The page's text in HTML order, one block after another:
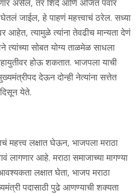
जाईल, हे पाहणं महत्त्वाचं ठरेल. सध्या
आहेत, त्यामुळे त्यांना तेवढीच मान्यता देणं
सोबत योग्य ताळमेळ साधला
होऊ शकतात. भाजपला याची
देऊन दोन्ही नेत्यांना सत्तेत
दिसून येते.
महत्त्व लक्षात घेऊन, भाजपला मराठा
लागणार आहे. मराठा समाजाच्या मागण्या
लक्षात घेता, भाजप मराठा
पदासाठी पुढे आणण्याची शक्यता